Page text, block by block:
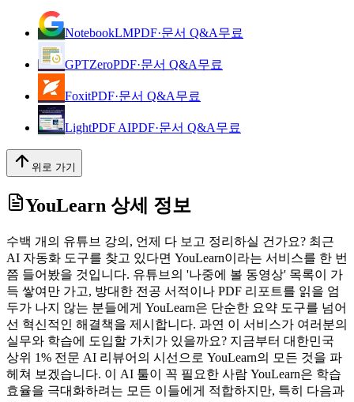
NotebookLMPDF·문서 Q&A무료
GPTZeroPDF·문서 Q&A무료
FoxitPDF·문서 Q&A무료
LightPDF AIPDF·문서 Q&A무료
위로 가기
YouLearn 상세 정보
수백 개의 유튜브 강의, 언제 다 보고 정리하실 건가요? 최근
AI 자동화 도구를 찾고 있다면 YouLearn이라는 서비스를 한 번
쯤 들어봤을 것입니다. 유튜브의 '나중에 볼 동영상' 목록이 가
득 쌓여만 가고, 방대한 전공 서적이나 PDF 리포트를 읽을 엄
두가 나지 않는 분들에게 YouLearn은 단순한 요약 도구를 넘어
선 혁신적인 해결책을 제시합니다. 과연 이 서비스가 여러분의
실무와 학습에 도입할 가치가 있을까요? 지금부터 대한민국
상위 1% 전문 AI 리뷰어의 시선으로 YouLearn의 모든 것을 파
헤쳐 보겠습니다. 이 AI 툴이 꼭 필요한 사람 YouLearn은 학습
효율을 극대화하려는 모든 이들에게 적합하지만, 특히 다음과